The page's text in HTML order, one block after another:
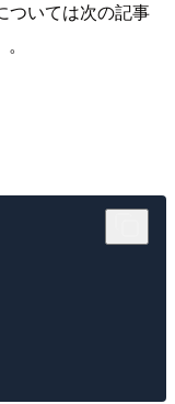
ついては次の記事